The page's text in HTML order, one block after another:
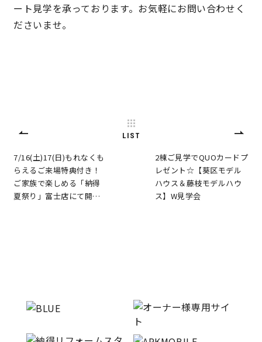
ート見学を承っております。お気軽にお問い合わせく
ださいませ。
7/16(土)17(日)もれなくも
らえるご来場特典付き！
ご家族で楽しめる「納得
夏祭り」富士店にて開…
LIST
2棟ご見学でQUOカードプ
レゼント☆【葵区モデル
ハウス＆藤枝モデルハウ
ス】W見学会